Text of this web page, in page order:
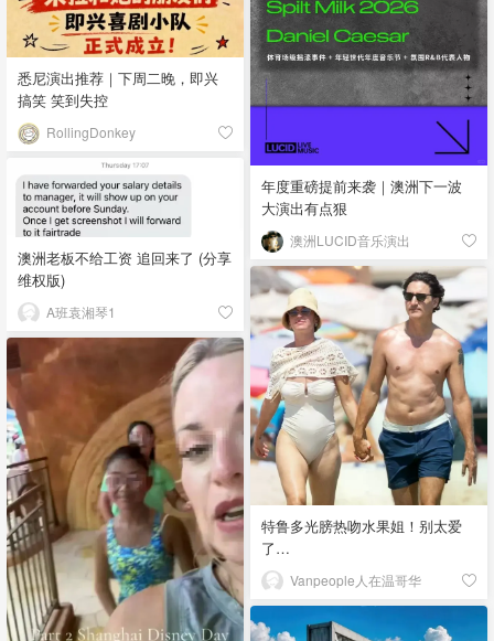
悉尼演出推荐｜下周二晚，即兴
搞笑 笑到失控
RollingDonkey
年度重磅提前来袭｜澳洲下一波
大演出有点狠
澳洲LUCID音乐演出
澳洲老板不给工资 追回来了 (分享
维权版)
A班袁湘琴1
特鲁多光膀热吻水果姐！别太爱
了…
Vanpeople人在温哥华